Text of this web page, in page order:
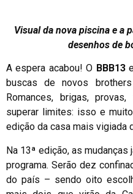
Visual da nova piscina e a
desenhos de
A espera acabou! O BBB13
buscas de novos
Romances, brigas,
superar limites: isso e
edição da casa mais vigiada
Na 13ª edição, as
programa. Serão dez
do país – sendo oito